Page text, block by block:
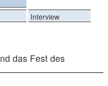
Interview
das Fest des